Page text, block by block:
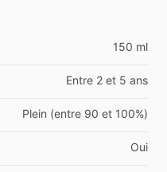
150 ml
Entre 2 et 5 ans
Plein (entre 90 et 100%)
Oui